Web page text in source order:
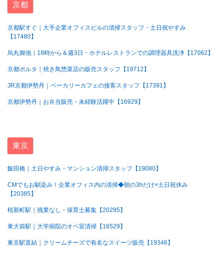
京都
京都駅すぐ｜大手企業オフィスビルの清掃スタッフ・土日祝やすみ
【17480】
烏丸御池｜18時から＆週3日・ホテルレストランでの調理器具洗浄【17062】
京都ポルタ｜焼き鳥惣菜店の販売スタッフ【19712】
JR京都伊勢丹｜ベーカリーカフェの接客スタッフ【17391】
京都伊勢丹｜お弁当販売・未経験活躍中【16929】
東京
飯田橋｜土日やすみ・マンション清掃スタッフ【19080】
CMでもお馴染み！企業オフィス内の清掃◆朝の3hだけ×土日祝休み
【20385】
桜新町駅｜残業なし・保育士募集【20295】
東大前駅｜大学病院のオペ室清掃【16529】
東京駅直結｜クリームチーズで有名なスイーツ販売【19346】